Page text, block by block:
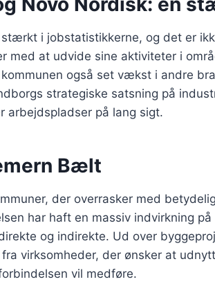
i jobstatistikkerne, og det er
med at udvide sine aktiviteter i
også set vækst i andre
strategiske satsning på
arbejdspladser på lang sigt.
Bælt
der overrasker med
har haft en massiv indvirkning
og indirekte. Ud over
virksomheder, der ønsker at
vil medføre.